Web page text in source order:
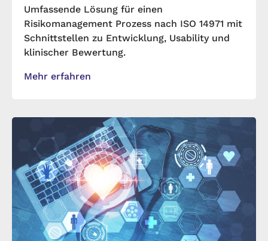
Umfassende Lösung für einen
Risikomanagement Prozess nach ISO 14971 mit
Schnittstellen zu Entwicklung, Usability und
klinischer Bewertung.
Mehr erfahren